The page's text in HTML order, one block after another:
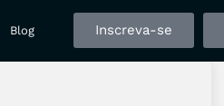
Blog Inscreva-se